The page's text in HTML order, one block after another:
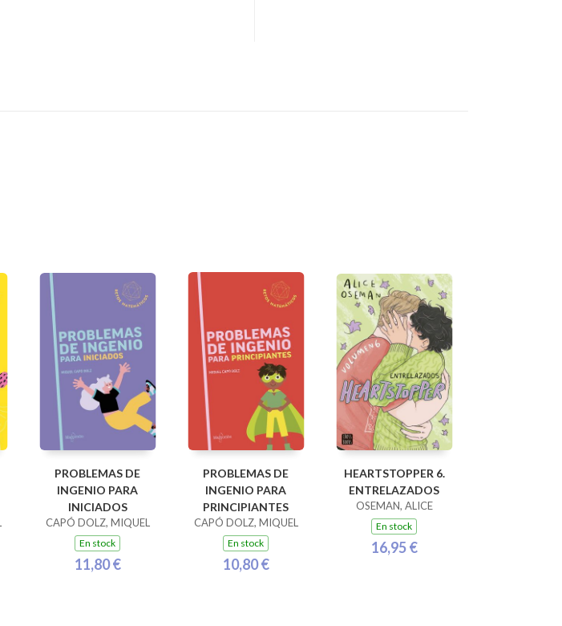
PROBLEMAS DE
INGENIO PARA
INICIADOS
CAPÓ DOLZ, MIQUEL
En stock
11,80 €
PROBLEMAS DE
INGENIO PARA
PRINCIPIANTES
CAPÓ DOLZ, MIQUEL
En stock
10,80 €
HEARTSTOPPER 6.
ENTRELAZADOS
OSEMAN, ALICE
En stock
16,95 €